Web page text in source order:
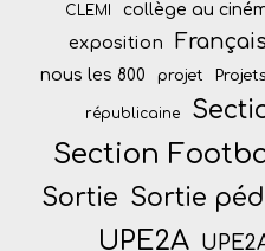
CLEMI collège au
exposition Français
nous les 800 projet
républicaine
Section
Sortie Sortie
UPE2A